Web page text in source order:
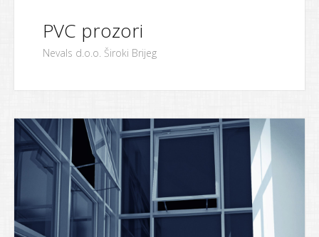
PVC prozori